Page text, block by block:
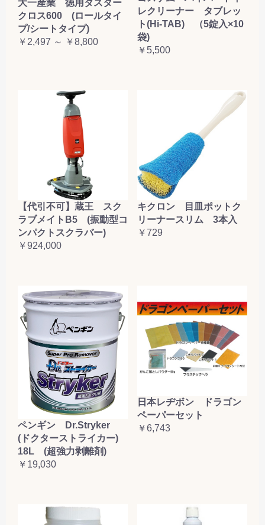
大一産業 徳用ダスター
クロス600 (ロールタイ
プ/シートタイプ)
￥2,497 ～ ￥8,800
レクリーナー タブレッ
ト(Hi-TAB) （5錠入×10
袋)
￥5,500
【代引不可】蔵王 スク
ラブメイトB5 (振動型コ
ンパクトスクラバー)
￥924,000
キクロン 目皿ポットク
リーナースリム 3本入
￥729
ペンギン Dr.Stryker
(ドクターストライカー)
18L (超強力剥離剤)
￥19,030
日本レヂボン ドラゴン
ペーパーセット
￥6,743